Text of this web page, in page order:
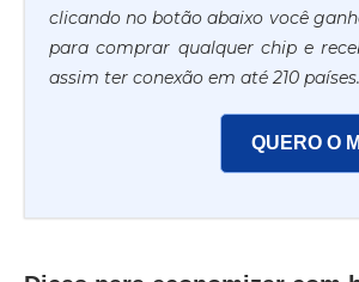
clicando no botão abaixo você
para comprar qualquer chip e
assim ter conexão em até 210 países.
QUERO O